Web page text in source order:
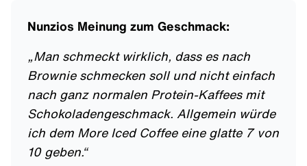
Nunzios Meinung zum Geschmack:
Man schmeckt wirklich, dass es nach
Brownie schmecken soll und nicht einfach
nach ganz normalen Protein-Kaffees mit
Schokoladengeschmack. Allgemein würde
ich dem More Iced Coffee eine glatte 7 von
10 geben. “